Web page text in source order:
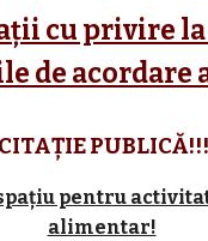
cu privire
de acordare
pentru
alimentar!